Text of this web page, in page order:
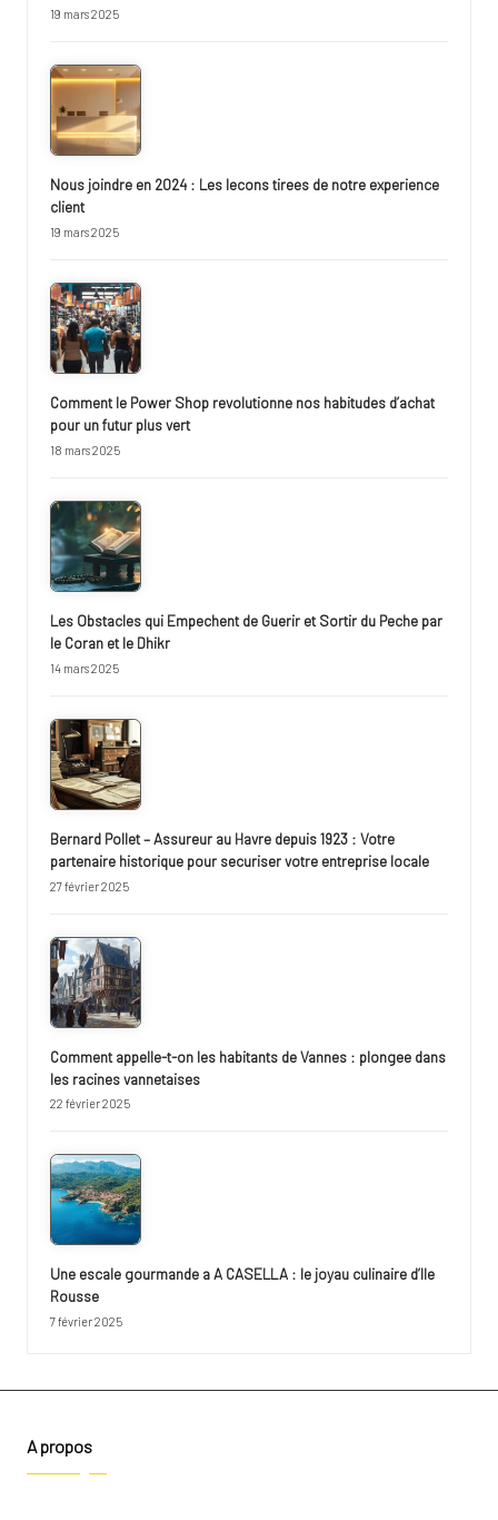
19 mars 2025
Nous joindre en 2024 : Les lecons tirees de notre experience
client
19 mars 2025
Comment le Power Shop revolutionne nos habitudes d’achat
pour un futur plus vert
18 mars 2025
Les Obstacles qui Empechent de Guerir et Sortir du Peche par
le Coran et le Dhikr
14 mars 2025
Bernard Pollet – Assureur au Havre depuis 1923 : Votre
partenaire historique pour securiser votre entreprise locale
27 février 2025
Comment appelle-t-on les habitants de Vannes : plongee dans
les racines vannetaises
22 février 2025
Une escale gourmande a A CASELLA : le joyau culinaire d’Ile
Rousse
7 février 2025
A propos